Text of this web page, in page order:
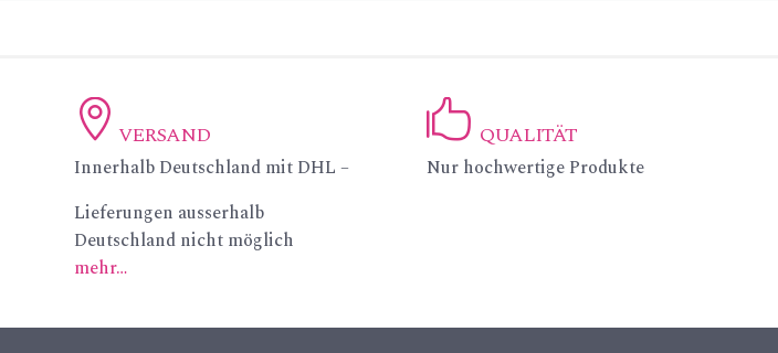
ic
on
_p
VERSAND
Innerhalb Deutschland mit DHL –
Lieferungen ausserhalb
Deutschland nicht möglich
mehr…
ic
QUALITÄT
Nur hochwertige Produkte